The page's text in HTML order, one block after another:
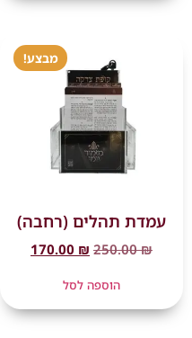
מבצע!
עמדת תהלים (רחבה)
250.00₪
170.00 ₪
הוספה לסל